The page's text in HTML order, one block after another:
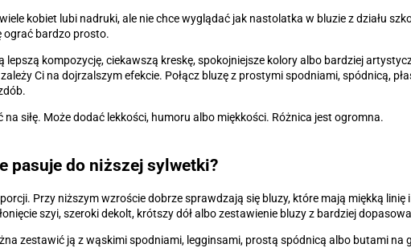
kobiet lubi nadruki, ale nie chce wyglądać jak nastolatka w bluzie z działu
ograć bardzo prosto.
lepszą kompozycję, ciekawszą kreskę, spokojniejsze kolory albo bardziej
Ci na dojrzalszym efekcie. Połącz bluzę z prostymi spodniami, spódnicą,
na siłę. Może dodać lekkości, humoru albo miękkości. Różnica jest ogromna.
pasuje do niższej sylwetki?
Przy niższym wzroście dobrze sprawdzają się bluzy, które mają miękką linię
szyi, szeroki dekolt, krótszy dół albo zestawienie bluzy z bardziej
zestawić ją z wąskimi spodniami, legginsami, prostą spódnicą albo butami na